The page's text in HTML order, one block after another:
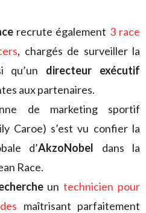
recrute également 3 race
, chargés de surveiller la
qu’un directeur exécutif
aux partenaires.
de marketing sportif
Caroe) s’est vu confier la
d’AkzoNobel dans la
Race.
untechnicien pour
maîtrisant parfaitement